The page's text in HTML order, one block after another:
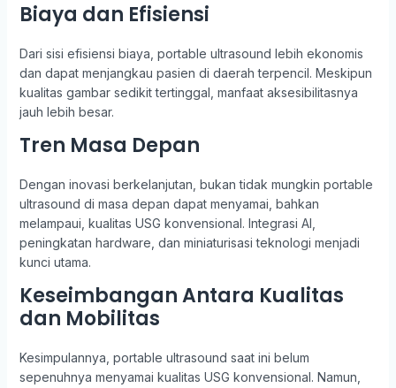
Biaya dan Efisiensi
Dari sisi efisiensi biaya, portable ultrasound lebih ekonomis
dan dapat menjangkau pasien di daerah terpencil. Meskipun
kualitas gambar sedikit tertinggal, manfaat aksesibilitasnya
jauh lebih besar.
Tren Masa Depan
Dengan inovasi berkelanjutan, bukan tidak mungkin portable
ultrasound di masa depan dapat menyamai, bahkan
melampaui, kualitas USG konvensional. Integrasi AI,
peningkatan hardware, dan miniaturisasi teknologi menjadi
kunci utama.
Keseimbangan Antara Kualitas
dan Mobilitas
Kesimpulannya, portable ultrasound saat ini belum
sepenuhnya menyamai kualitas USG konvensional. Namun,